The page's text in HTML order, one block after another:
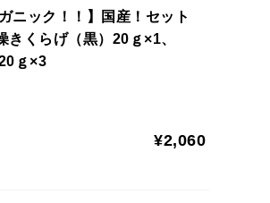
ガニック！！】国産！セット
きくらげ（黒）20ｇ×1、
ｇ×3
¥2,060